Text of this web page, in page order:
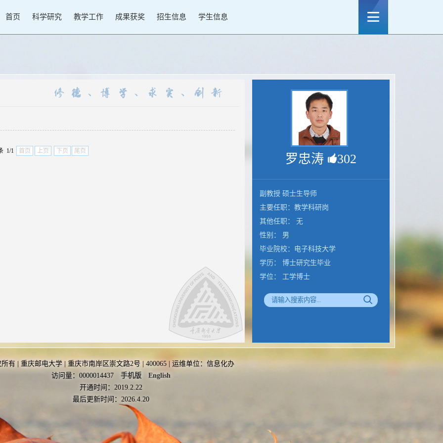
首页 科学研究 教学工作 成果获奖 招生信息 学生信息
1/1 首页 上页 下页 尾页
罗忠涛 302
副教授 硕士生导师
主要任职：教学科研岗
其他任职： 无
性别： 男
毕业院校：电子科技大学
学历： 博士研究生毕业
学位： 工学博士
所在单位：通信学院
联系电话：邮箱 Luozt@cqupt.edu.cn
电子邮箱：
luozt@cqupt.edu.cn
有 | 重庆邮电大学 | 重庆市南岸区崇文路2号 | 400065 | 运维单位：信息化办
访问量： 0000014437 手机版
English
开通时间： 2019.2.22
最后更新时间： 2026.4.20